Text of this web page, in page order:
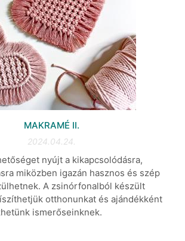
MAKRAMÉ II.
2024.04.24.
nyújt a kikapcsolódásra,
miközben igazán hasznos és szép
A zsinórfonalból készült
otthonunkat és ajándékként
ismerőseinknek.